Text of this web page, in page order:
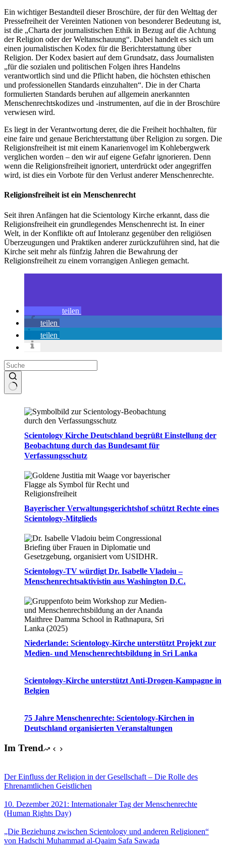
Ein wichtiger Bestandteil dieser Broschüre, der für den Welttag der
Pressefreiheit der Vereinten Nationen von besonderer Bedeutung ist,
ist die „Charta der journalistischen Ethik in Bezug auf die Achtung
der Religion oder der Weltanschauung“. Dabei handelt es sich um
einen journalistischen Kodex für die Berichterstattung über
Religion. Der Kodex basiert auf dem Grundsatz, dass Journalisten
„für die sozialen und politischen Folgen ihres Handelns
verantwortlich sind und die Pflicht haben, die höchsten ethischen
und professionellen Standards einzuhalten“. Die in der Charta
formulierten Standards beruhen auf allgemein anerkannten
Menschenrechtskodizes und -instrumenten, auf die in der Broschüre
verwiesen wird.
Es liegt in der Verantwortung derer, die die Freiheit hochhalten, für
eine faire und genaue Berichterstattung über Religion zu sorgen. Die
Religionsfreiheit ist mit einem Kanarienvogel im Kohlebergwerk
verglichen worden – den wir auf eigene Gefahr ignorieren. Denn
wenn die Religionsfreiheit ignoriert, unterdrückt oder angegriffen
wird, ist dies ein Vorbote für den Verlust anderer Menschenrechte.
Religionsfreiheit ist ein Menschenrecht
Seit ihren Anfängen hat die Scientology Kirche erkannt, dass die
Religionsfreiheit ein grundlegendes Menschenrecht ist. In einer
Welt, in der Konflikte oft auf Intoleranz gegenüber den religiösen
Überzeugungen und Praktiken anderer zurückzuführen sind, hat die
Kirche seit mehr als fünfzig Jahren die Bewahrung der
Religionsfreiheit zu einem vorrangigen Anliegen gemacht.
teilen
teilen
teilen
Ergebnisse
Scientology Kirche Deutschland begrüßt Einstellung der
Beobachtung durch das Bundesamt für
Verfassungsschutz
Bayerischer Verwaltungsgerichtshof schützt Rechte eines
Scientology-Mitglieds
Scientology-TV würdigt Dr. Isabelle Vladoiu –
Menschenrechtsaktivistin aus Washington D.C.
Niederlande: Scientology-Kirche unterstützt Projekt zur
Medien- und Menschenrechtsbildung in Sri Lanka
Scientology-Kirche unterstützt Anti-Drogen-Kampagne in
Belgien
75 Jahre Menschenrechte: Scientology-Kirchen in
Deutschland organisierten Veranstaltungen
Im Trend
Der Einfluss der Religion in der Gesellschaft – Die Rolle des
Ehrenamtlichen Geistlichen
10. Dezember 2021: Internationaler Tag der Menschenrechte
(Human Rights Day)
„Die Beziehung zwischen Scientology und anderen Religionen“
von Hadschi Muhammad al-Qaaim Safa Sawada